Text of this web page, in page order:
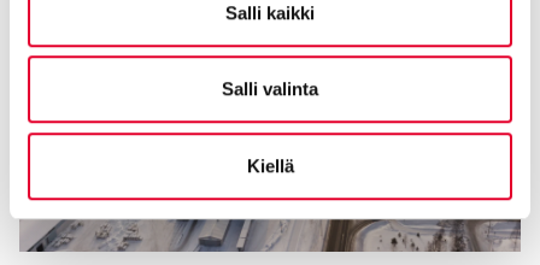
Salli kaikki
Salli valinta
Kiellä